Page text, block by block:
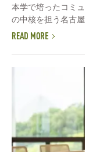
本学で培ったコミ
の中核を担う名古屋
READ MORE